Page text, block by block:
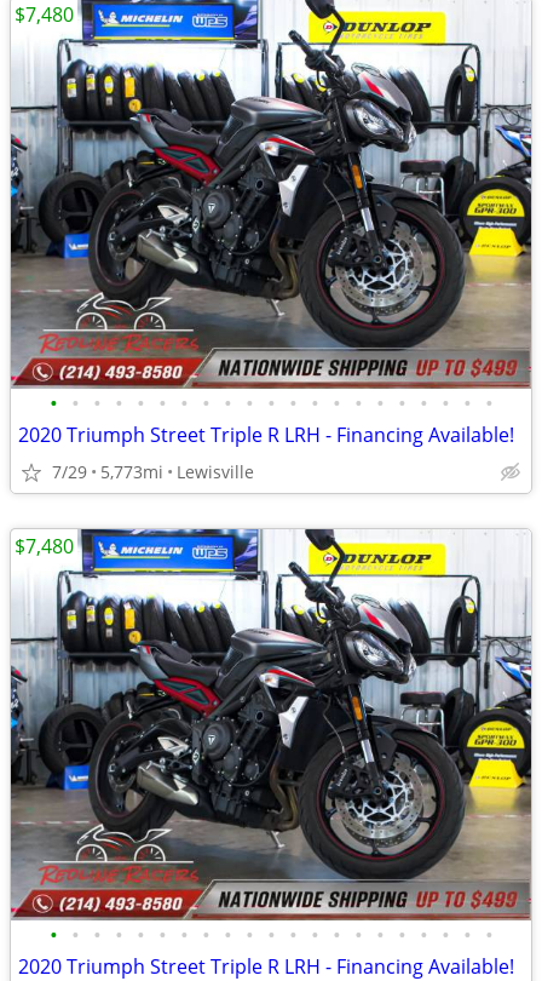
• • • • • • • • • • • • • • • • • • • • •
2020 Triumph Street Triple R LRH - Financing Available!
7/29 5,773mi Lewisville
$7,480
• • • • • • • • • • • • • • • • • • • • •
2020 Triumph Street Triple R LRH - Financing Available!
$7,480